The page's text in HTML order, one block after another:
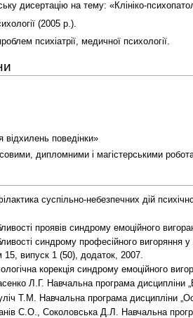
дисертацію на тему: «Клініко-
(2005 р.).
психіатрії, медичної психології.
відхилень поведінки»
дипломними і магістерськими
суспільно-небезпечних дій
проявів синдрому емоційного
синдрому професійного вигоряння у
15, випуск 1 (50), додаток, 2007.
корекція синдрому емоційного
Л.Г. Навчальна програма дисципліни
Т.М. Навчальна програма дисципліни
С.О., Соколовська Д.Л. Навчальна